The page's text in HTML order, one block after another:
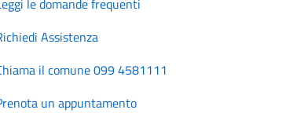
Assistenza
il comune 099 4581111
un appuntamento